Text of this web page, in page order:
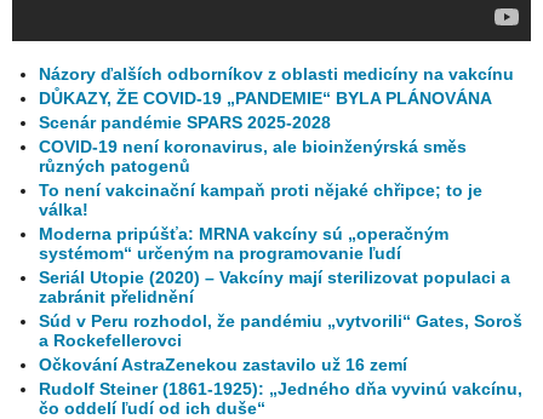
Názory ďalších odborníkov z oblasti medicíny na vakcínu
DŮKAZY, ŽE COVID-19 „PANDEMIE“ BYLA PLÁNOVÁNA
Scenár pandémie SPARS 2025-2028
COVID-19 není koronavirus, ale bioinženýrská směs
různých patogenů
To není vakcinační kampaň proti nějaké chřipce; to je
válka!
Moderna pripúšťa: MRNA vakcíny sú „operačným
systémom“ určeným na programovanie ľudí
Seriál Utopie (2020) – Vakcíny mají sterilizovat populaci a
zabránit přelidnění
Súd v Peru rozhodol, že pandémiu „vytvorili“ Gates, Soroš
a Rockefellerovci
Očkování AstraZenekou zastavilo už 16 zemí
Rudolf Steiner (1861-1925): „Jedného dňa vyvinú vakcínu,
čo oddelí ľudí od ich duše“